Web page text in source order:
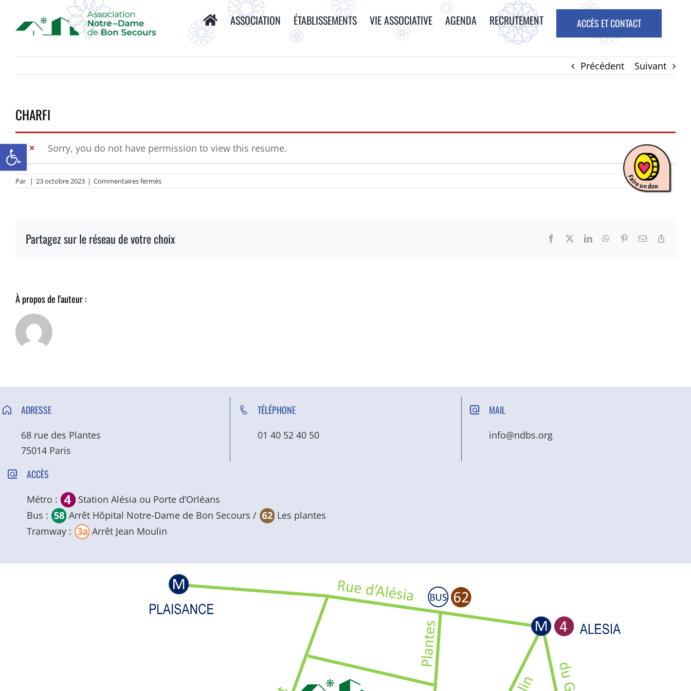
Ouvrir la barre d’outils
contenu
ASSOCIATION ÉTABLISSEMENTS VIE ASSOCIATIVE AGENDA RECRUTEMENT ACCÈS ET CONTACT
Précédent Suivant
CHARFI
Sorry, you do not have permission to view this resume.
Par | 23 octobre 2023 | Commentaires ferméssur
CHARFI
Partagez sur le réseau de votre choix Facebook LinkedInWhatsApp
PinterestEmail
À propos de l'auteur :
ADRESSE
68 rue des Plantes
75014 Paris
TÉLÉPHONE
01 40 52 40 50
MAIL
info@ndbs.org
ACCÈS
Métro :
Station Alésia ou Porte d’Orléans
Bus :
Arrêt Hôpital Notre-Dame de Bon Secours /
Les plantes
Tramway :
Arrêt Jean Moulin